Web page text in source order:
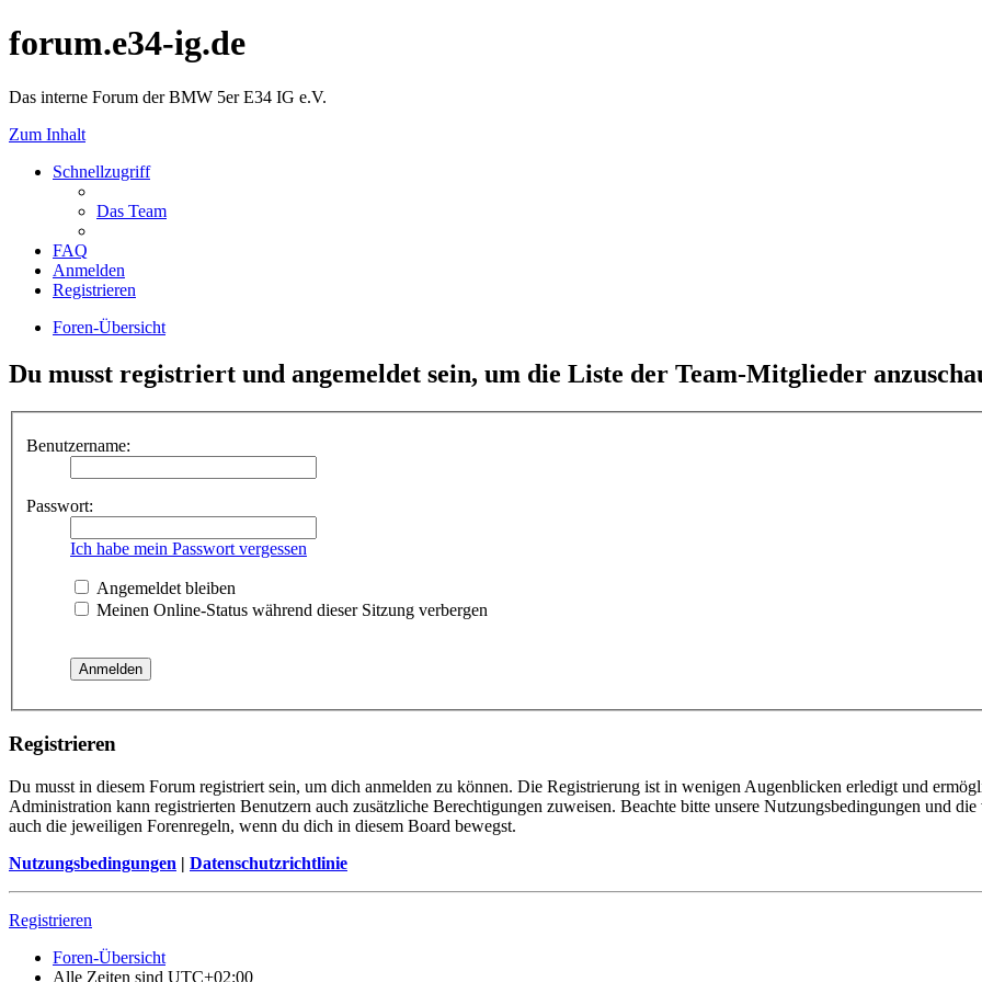
forum.e34-ig.de
Das interne Forum der BMW 5er E34 IG e.V.
Zum Inhalt
Schnellzugriff
Das Team
FAQ
Anmelden
Registrieren
Foren-Übersicht
Du musst registriert und angemeldet sein, um die Liste der Team-Mitglieder
Benutzername:
Passwort:
Ich habe mein Passwort vergessen
Angemeldet bleiben
Meinen Online-Status während dieser Sitzung verbergen
Registrieren
Du musst in diesem Forum registriert sein, um dich anmelden zu können. Die Registrierung ist in wenigen Augenblicken erledigt und
Administration kann registrierten Benutzern auch zusätzliche Berechtigungen zuweisen. Beachte bitte unsere Nutzungsbedingungen und
auch die jeweiligen Forenregeln, wenn du dich in diesem Board bewegst.
Nutzungsbedingungen | Datenschutzrichtlinie
Registrieren
Foren-Übersicht
Alle Zeiten sind UTC+02:00